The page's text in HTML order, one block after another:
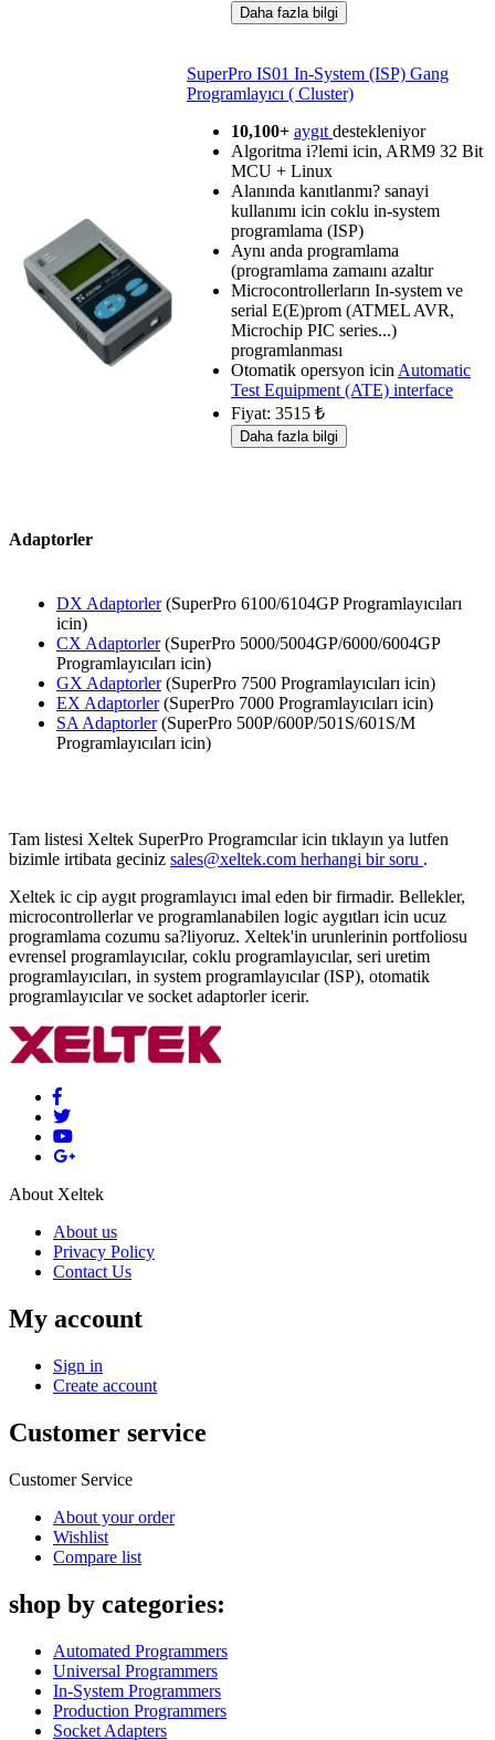
SuperPro IS01 In-System (ISP) Gang
Programlayıcı ( Cluster)
10,100+ aygıt destekleniyor
Algoritma i?lemi icin, ARM9 32 Bit
MCU + Linux
Alanında kanıtlanmı? sanayi
kullanımı icin coklu in-system
programlama (ISP)
Aynı anda programlama
(programlama zamaını azaltır
Microcontrollerların In-system ve
serial E(E)prom (ATMEL AVR,
Microchip PIC series...)
programlanması
Otomatik opersyon icin Automatic
Test Equipment (ATE) interface
Fiyat: 3515 ₺
Adaptorler
DX Adaptorler(SuperPro 6100/6104GP Programlayıcıları
icin)
CX Adaptorler(SuperPro 5000/5004GP/6000/6004GP
Programlayıcıları icin)
GX Adaptorler(SuperPro 7500 Programlayıcıları icin)
EX Adaptorler(SuperPro 7000 Programlayıcıları icin)
SA Adaptorler(SuperPro 500P/600P/501S/601S/M
Programlayıcıları icin)
Tam listesi Xeltek SuperPro Programcılar icin tıklayın ya lutfen
bizimle irtibata geciniz sales@xeltek.com herhangi bir soru .
Xeltek ic cip aygıt programlayıcı imal eden bir firmadir. Bellekler,
microcontrollerlar ve programlanabilen logic aygıtları icin ucuz
programlama cozumu sa?liyoruz. Xeltek'in urunlerinin portfoliosu
evrensel programlayıcılar, coklu programlayıcılar, seri uretim
programlayıcıları, in system programlayıcılar (ISP), otomatik
programlayıcılar ve socket adaptorler icerir.
About Xeltek
About us
Privacy Policy
Contact Us
My account
Sign in
Create account
Customer service
Customer Service
About your order
Wishlist
Compare list
shop by categories:
Automated Programmers
Universal Programmers
In-System Programmers
Production Programmers
Socket Adapters